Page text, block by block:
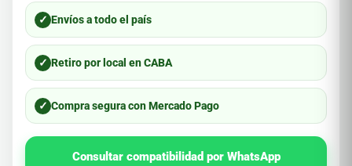
✓ Envíos a todo el país
✓ Retiro por local en CABA
✓ Compra segura con Mercado Pago
Consultar compatibilidad por WhatsApp